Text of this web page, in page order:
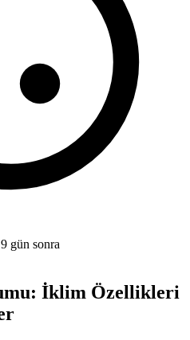
gün sonra
İklim Özellikleri